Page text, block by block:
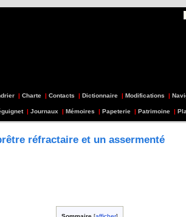
| Charte | Contacts | Dictionnaire | Modifications |
| Journaux | Mémoires | Papeterie | Patrimoine |
réfractaire et un assermenté